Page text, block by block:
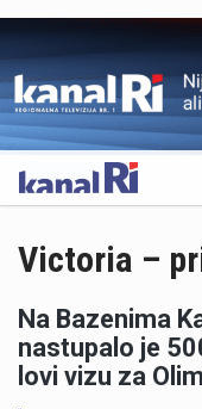
Victoria –
Na Bazenima
nastupalo je
lovi vizu za